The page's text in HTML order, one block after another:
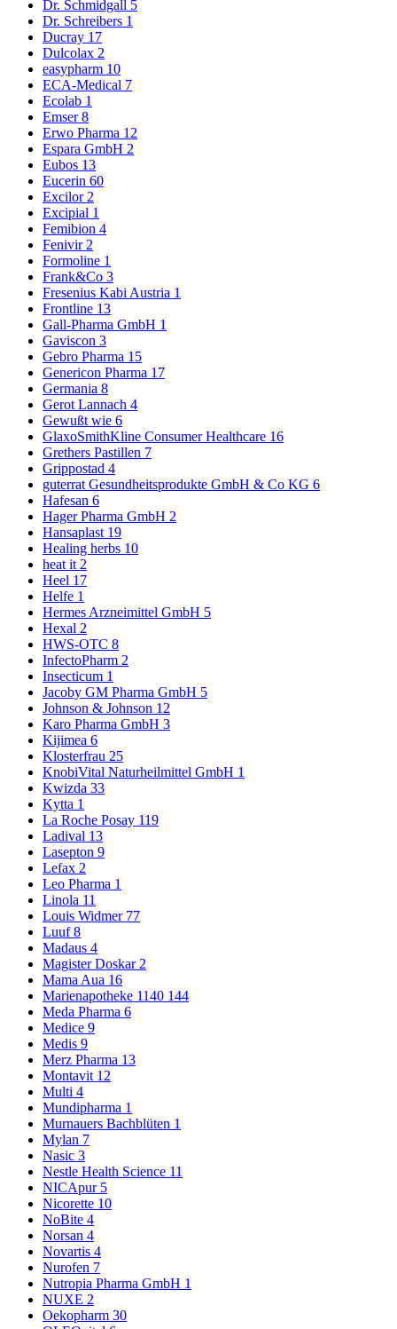
Dr. Schmidgall 5
Dr. Schreibers 1
Ducray 17
Dulcolax 2
easypharm 10
ECA-Medical 7
Ecolab 1
Emser8
Erwo Pharma 12
Espara GmbH 2
Eubos 13
Eucerin 60
Excilor2
Excipial 1
Femibion 4
Fenivir2
Formoline 1
Frank&Co 3
Fresenius Kabi Austria 1
Frontline 13
Gall-Pharma GmbH 1
Gaviscon 3
Gebro Pharma 15
Genericon Pharma 17
Germania 8
Gerot Lannach 4
Gewußt wie 6
GlaxoSmithKline Consumer Healthcare 16
Grethers Pastillen 7
Grippostad 4
guterrat Gesundheitsprodukte GmbH & Co KG 6
Hafesan 6
Hager Pharma GmbH 2
Hansaplast 19
Healing herbs 10
heat it2
Heel 17
Helfe 1
Hermes Arzneimittel GmbH 5
Hexal 2
HWS-OTC 8
InfectoPharm 2
Insecticum 1
Jacoby GM Pharma GmbH 5
Johnson & Johnson 12
Karo Pharma GmbH 3
Kijimea 6
Klosterfrau 25
KnobiVital Naturheilmittel GmbH 1
Kwizda 33
Kytta 1
La Roche Posay 119
Ladival 13
Lasepton 9
Lefax 2
Leo Pharma 1
Linola 11
Louis Widmer 77
Luuf8
Madaus 4
Magister Doskar2
Mama Aua 16
Marienapotheke 1140 144
Meda Pharma 6
Medice 9
Medis 9
Merz Pharma 13
Montavit 12
Multi 4
Mundipharma 1
Murnauers Bachblüten 1
Mylan 7
Nasic 3
Nestle Health Science 11
NICApur 5
Nicorette 10
NoBite 4
Norsan 4
Novartis 4
Nurofen 7
Nutropia Pharma GmbH 1
NUXE 2
Oekopharm 30